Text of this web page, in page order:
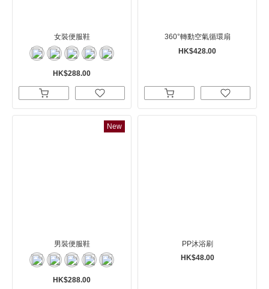
女裝便服鞋
HK$288.00
360°轉動空氣循環扇
HK$428.00
New
男裝便服鞋
HK$288.00
PP沐浴刷
HK$48.00